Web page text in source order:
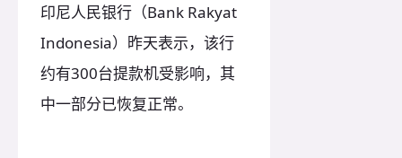
印尼人民银行（Bank Rakyat
Indonesia）昨天表示，该行
约有300台提款机受影响，其
中一部分已恢复正常。